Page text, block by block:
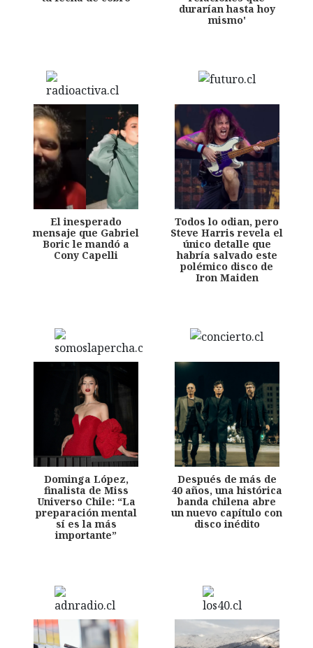
durarían hasta hoy
mismo'
El inesperado
mensaje que Gabriel
Boric le mandó a
Cony Capelli
Todos lo odian, pero
Steve Harris revela el
único detalle que
habría salvado este
polémico disco de
Iron Maiden
Dominga López,
finalista de Miss
Universo Chile: “La
preparación mental
sí es la más
importante”
Después de más de
40 años, una histórica
banda chilena abre
un nuevo capítulo con
disco inédito